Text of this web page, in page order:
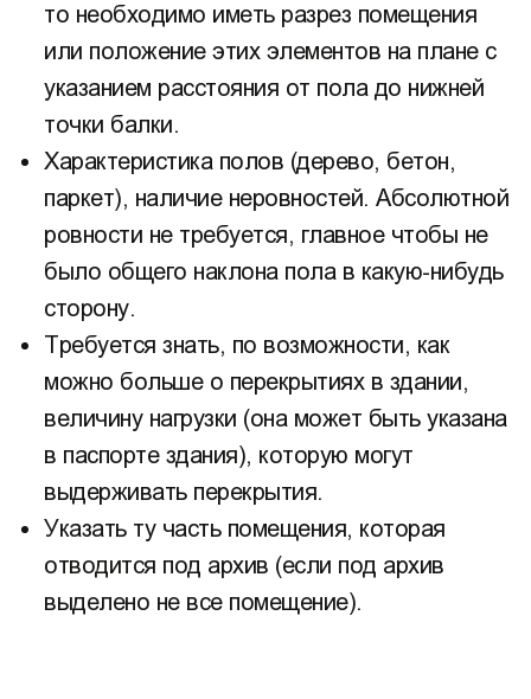
то необходимо иметь разрез помещения
или положение этих элементов на плане с
указанием расстояния от пола до нижней
точки балки.
Характеристика полов (дерево, бетон,
паркет), наличие неровностей. Абсолютной
ровности не требуется, главное чтобы не
было общего наклона пола в какую-нибудь
сторону.
Требуется знать, по возможности, как
можно больше о перекрытиях в здании,
величину нагрузки (она может быть указана
в паспорте здания), которую могут
выдерживать перекрытия.
Указать ту часть помещения, которая
отводится под архив (если под архив
выделено не все помещение).